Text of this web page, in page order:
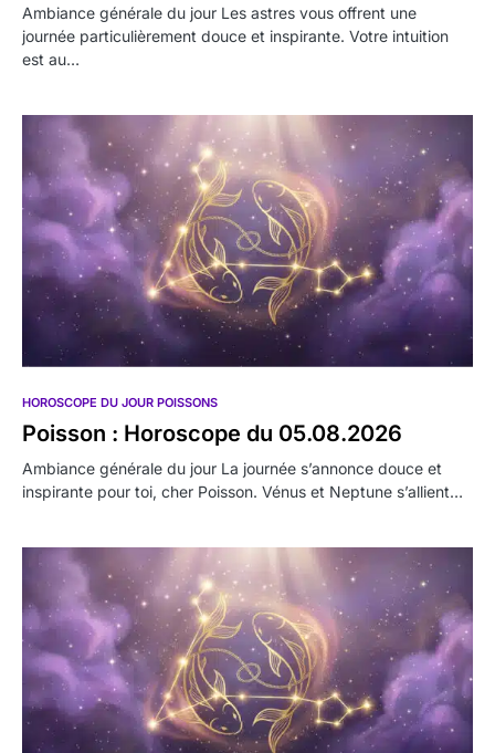
Ambiance générale du jour Les astres vous offrent une
journée particulièrement douce et inspirante. Votre intuition
est au…
HOROSCOPE DU JOUR POISSONS
Poisson : Horoscope du 05.08.2026
Ambiance générale du jour La journée s’annonce douce et
inspirante pour toi, cher Poisson. Vénus et Neptune s’allient…